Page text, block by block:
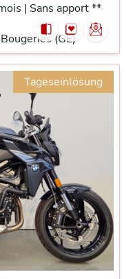
| Sans apport **
(GE)
Tageseinlösung